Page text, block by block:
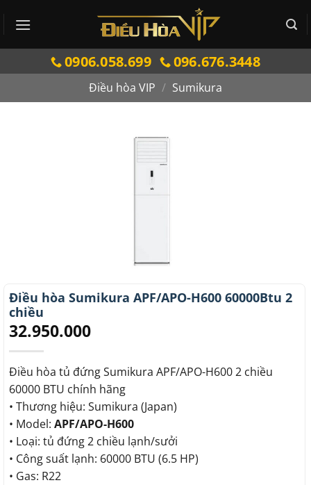
qua
0906.058.699 096.676.3448
Điều hòa VIP / Sumikura
Điều hòa Sumikura APF/APO-H600 60000Btu 2
chiều
32.950.000
Điều hòa tủ đứng Sumikura APF/APO-H600 2 chiều
60000 BTU chính hãng
• Thương hiệu: Sumikura (Japan)
• Model: APF/APO-H600
• Loại: tủ đứng 2 chiều lạnh/sưởi
• Công suất lạnh: 60000 BTU (6.5 HP)
• Gas: R22